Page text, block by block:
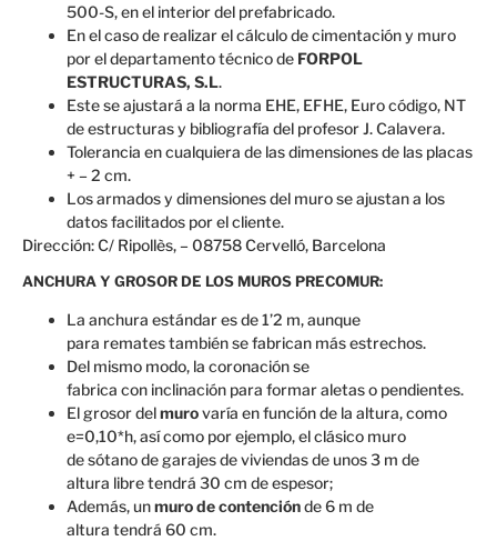
500-S, en el interior del prefabricado.
En el caso de realizar el cálculo de cimentación y muro
por el departamento técnico de FORPOL
ESTRUCTURAS, S.L.
Este se ajustará a la norma EHE, EFHE, Euro código, NT
de estructuras y bibliografía del profesor J. Calavera.
Tolerancia en cualquiera de las dimensiones de las placas
+ – 2 cm.
Los armados y dimensiones del muro se ajustan a los
datos facilitados por el cliente.
Dirección: C/ Ripollès, – 08758 Cervelló, Barcelona
ANCHURA Y GROSOR DE LOS MUROS PRECOMUR:
La anchura estándares de1’2 m,aunque
para rematestambiénse fabrican másestrechos.
Del mismo modo, la coronaciónse
fabrica con inclinación para formaraletaso pendientes.
El grosordelmurovaría en funciónde la altura,como
e=0,10*h,asícomo por ejemplo, elclásico muro
desótanode garajesde viviendasde unos 3 m de
altura libretendrá 30 cm de espesor;
Además, unmurode contenciónde 6 m de
altura tendrá 60 cm.